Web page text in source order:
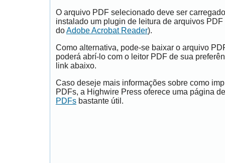
O arquivo PDF selecionado deve ser
instalado um plugin de leitura de arquivos
doAdobe Acrobat Reader).
Como alternativa, pode-se baixar o arquivo
poderá abrí-lo com o leitor PDF de sua
link abaixo.
Caso deseje mais informações sobre como
PDFs, a Highwire Press oferece uma página
PDFs bastante útil.